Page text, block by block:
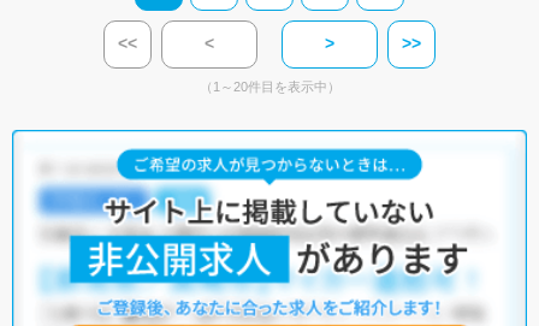
<< < > >>
（1～20件目を表示中）